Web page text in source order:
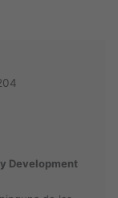
Development